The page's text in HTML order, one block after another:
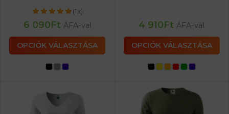
(1x)
6 090Ft ÁFA-val
OPCIÓK VÁLASZTÁSA
4 910Ft ÁFA-val
OPCIÓK VÁLASZTÁSA